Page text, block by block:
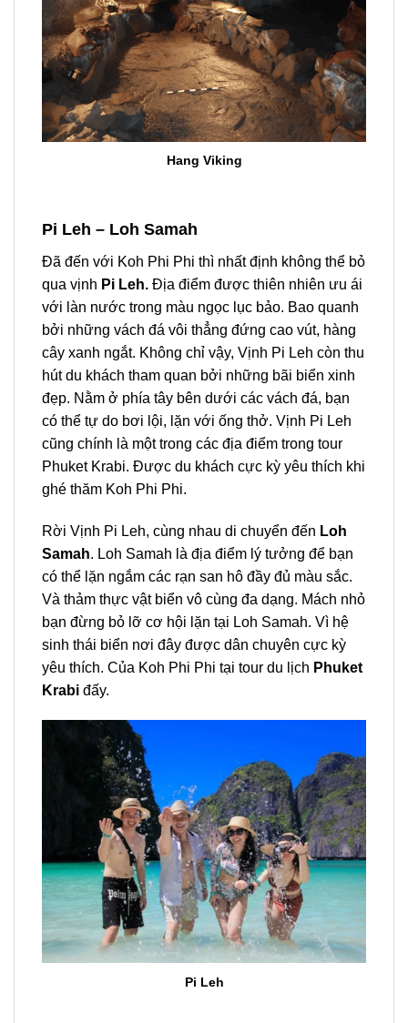
Hang Viking
Pi Leh – Loh Samah
Đã đến với Koh Phi Phi thì nhất định không thể bỏ
qua vịnh Pi Leh. Địa điểm được thiên nhiên ưu ái
với làn nước trong màu ngọc lục bảo. Bao quanh
bởi những vách đá vôi thẳng đứng cao vút, hàng
cây xanh ngắt. Không chỉ vậy, Vịnh Pi Leh còn thu
hút du khách tham quan bởi những bãi biển xinh
đẹp. Nằm ở phía tây bên dưới các vách đá, bạn
có thể tự do bơi lội, lặn với ống thở. Vịnh Pi Leh
cũng chính là một trong các địa điểm trong tour
Phuket Krabi. Được du khách cực kỳ yêu thích khi
ghé thăm Koh Phi Phi.
Rời Vịnh Pi Leh, cùng nhau di chuyển đến Loh
Samah. Loh Samah là địa điểm lý tưởng để bạn
có thể lặn ngắm các rạn san hô đầy đủ màu sắc.
Và thảm thực vật biển vô cùng đa dạng. Mách nhỏ
bạn đừng bỏ lỡ cơ hội lặn tại Loh Samah. Vì hệ
sinh thái biển nơi đây được dân chuyên cực kỳ
yêu thích. Của Koh Phi Phi tại tour du lịch Phuket
Krabi đấy.
Pi Leh